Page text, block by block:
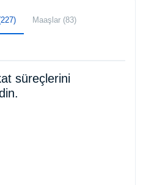
Maaşlar (83)
süreçlerini